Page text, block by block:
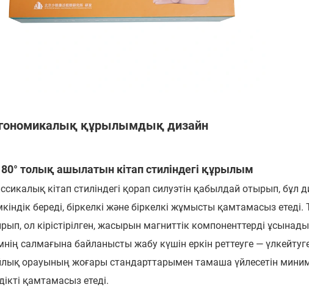
құрылымдық дизайн
толық ашылатын кітап стиліндегі құрылым
кітап стиліндегі қорап силуэтін қабылдай отырып, бұл
береді, біркелкі және біркелкі жұмысты қамтамасыз
ол кірістірілген, жасырын магниттік компоненттерді
салмағына байланысты жабу күшін еркін реттеуге —
орауының жоғары стандарттарымен тамаша үйлесетін
қамтамасыз етеді.